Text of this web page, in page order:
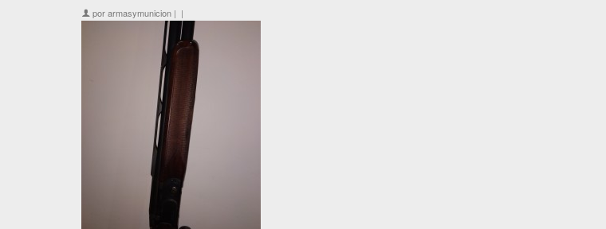
porarmasymunicion | |